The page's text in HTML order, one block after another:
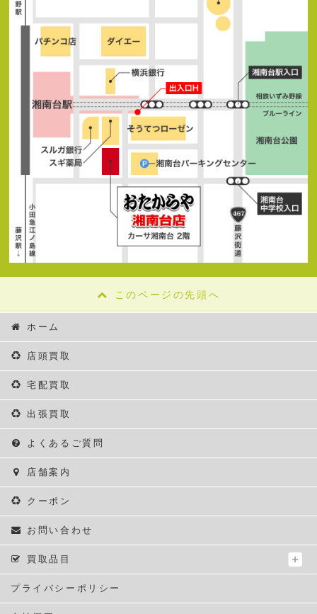
このページの先頭へ
ホーム
店頭買取
宅配買取
出張買取
よくあるご質問
店舗案内
クーポン
お問い合わせ
買取品目
プライバシーポリシー